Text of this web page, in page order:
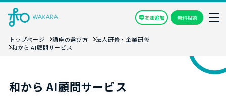
友達追加 無料相談
トップページ 講座の選び方
法人研修・企業研修
和から AI顧問サービス
和から AI顧問サービス